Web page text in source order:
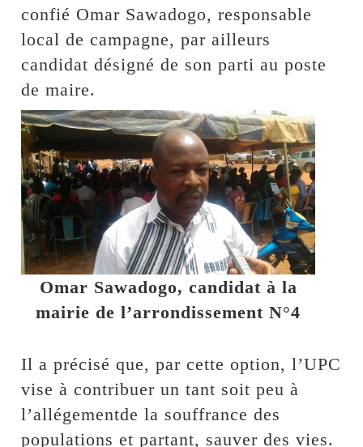
confié Omar Sawadogo, responsable
local de campagne, par ailleurs
candidat désigné de son parti au poste
de maire.
Omar Sawadogo, candidat à la
mairie de l’arrondissement N°4
Il a précisé que, par cette option, l’UPC
vise à contribuer un tant soit peu à
l’allégementde la souffrance des
populations et partant, sauver des vies.